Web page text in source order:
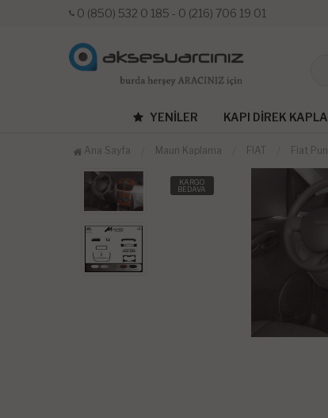
0 (850) 532 0 185 - 0 (216) 706 19 01
YENILER KAPI DIREK
Ana Sayfa Maun Kaplama FIAT Fiat
KARGO
BEDAVA